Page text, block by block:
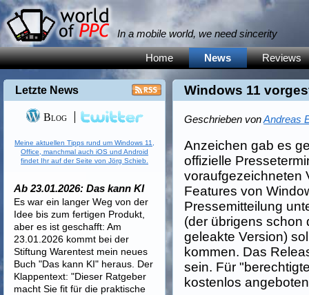
In a mobile world, we need sincerity
Home News Reviews
Windows 11
Geschrieben vonAndreas
Anzeichen gab es
offizielle
voraufgezeichneten
Features von
Pressemitteilung
(der übrigens schon
geleakte Version)
kommen. Das
sein. Für
kostenlos
Letzte News
Blog
Meine aktuellen Tipps rund um Windows 11,
Office, manchmal auch iOS und Android
findet Ihr auf der Seite von Jörg Schieb.
Ab 23.01.2026: Das kann KI
Es war ein langer Weg von der
Idee bis zum fertigen Produkt,
aber es ist geschafft: Am
23.01.2026 kommt bei der
Stiftung Warentest mein neues
Buch "Das kann KI" heraus. Der
Klappentext: "Dieser Ratgeber
macht Sie fit für die praktische